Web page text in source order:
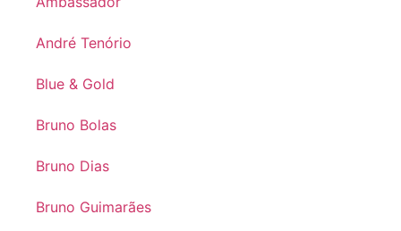
André Tenório
Blue & Gold
Bruno Bolas
Bruno Dias
Bruno Guimarães